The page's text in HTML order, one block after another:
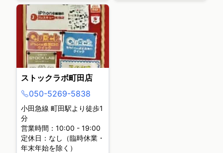
ストックラボ町田店
050-5269-5838
小田急線 町田駅より徒歩1
分
営業時間：10:00 - 19:00
定休日：なし（臨時休業・
年末年始を除く）